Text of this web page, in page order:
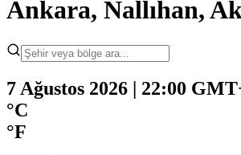
Ankara, Nallıhan,
7 Ağustos 2026 | 22:00
°C
°F